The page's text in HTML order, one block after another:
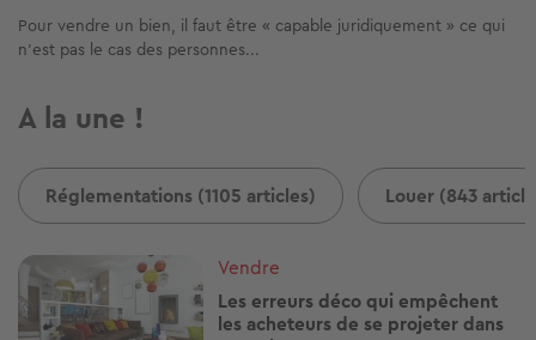
Pour vendre un bien, il faut être « capable juridiquement » ce qui
n’est pas le cas des personnes...
A la une !
Réglementations (1105 articles) Louer (843
Image
Vendre
Les erreurs déco qui empêchent
les acheteurs de se projeter dans